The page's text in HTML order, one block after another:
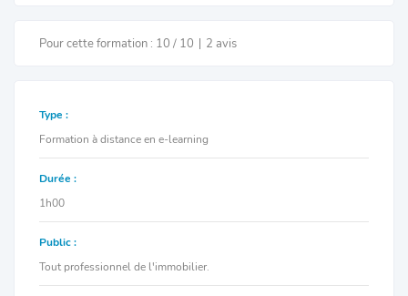
Pour cette formation : 10 / 10 2 avis
Type :
Formation à distance en e-learning
Durée :
1h00
Public :
Tout professionnel de l'immobilier.